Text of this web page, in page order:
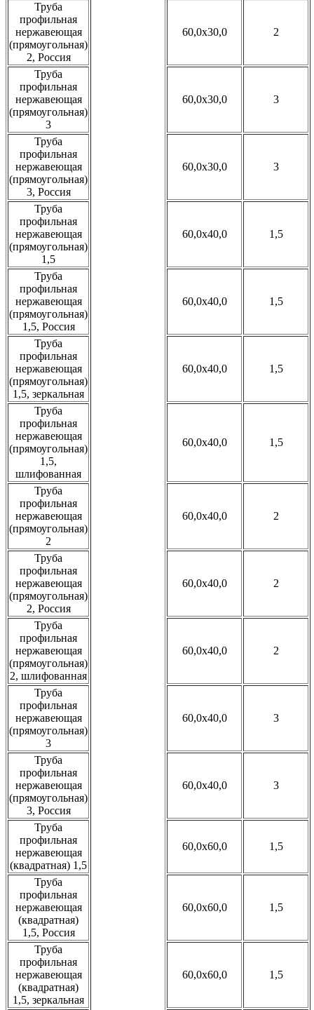
Труба
профильная
нержавеющая
(прямоугольная)
2, Россия
60,0x30,0 2
Труба
профильная
нержавеющая
(прямоугольная)
3
60,0x30,0 3
Труба
профильная
нержавеющая
(прямоугольная)
3, Россия
60,0x30,0 3
Труба
профильная
нержавеющая
(прямоугольная)
1,5
60,0x40,0 1,5
Труба
профильная
нержавеющая
(прямоугольная)
1,5, Россия
60,0x40,0 1,5
Труба
профильная
нержавеющая
(прямоугольная)
1,5, зеркальная
60,0x40,0 1,5
Труба
профильная
нержавеющая
(прямоугольная)
1,5,
шлифованная
60,0x40,0 1,5
Труба
профильная
нержавеющая
(прямоугольная)
2
60,0x40,0 2
Труба
профильная
нержавеющая
(прямоугольная)
2, Россия
60,0x40,0 2
Труба
профильная
нержавеющая
(прямоугольная)
2, шлифованная
60,0x40,0 2
Труба
профильная
нержавеющая
(прямоугольная)
3
60,0x40,0 3
Труба
профильная
нержавеющая
(прямоугольная)
3, Россия
60,0x40,0 3
Труба
профильная
нержавеющая
(квадратная) 1,5
60,0x60,0 1,5
Труба
профильная
нержавеющая
(квадратная)
1,5, Россия
60,0x60,0 1,5
Труба
профильная
нержавеющая
(квадратная)
1,5, зеркальная
60,0x60,0 1,5